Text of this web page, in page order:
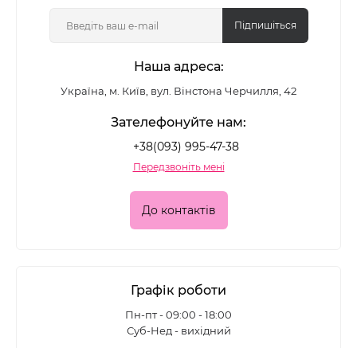
Підпишіться
Наша адреса:
Україна, м. Київ, вул. Вінстона Черчилля, 42
Зателефонуйте нам:
+38(093) 995-47-38
Передзвоніть мені
До контактів
Графік роботи
Пн-пт - 09:00 - 18:00
Суб-Нед - вихідний